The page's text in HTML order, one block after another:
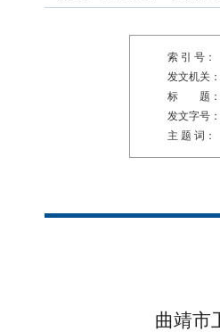
索 引 号：
发文机关：
标 题：
发文字号：
主 题 词：
曲靖市